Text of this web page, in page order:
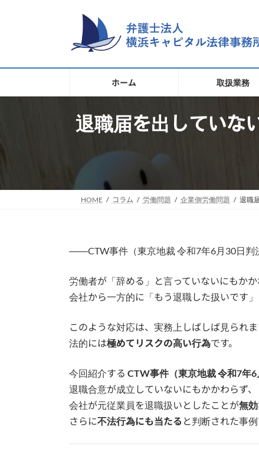
ホーム 取扱業務
退職届を出していな
HOME コラム 労働問題 企業側労働問題 退職
――CTW事件（東京地裁 令和7年6月30日判
労働者が「辞める」と言っていないにもかか
会社から一方的に「もう退職した扱いです
このような対応は、実務上しばしば見られま
法的には極めてリスクの高い行為です。
今回紹介する CTW事件（東京地裁 令和7年6
退職合意が成立していないにもかかわらず、
会社が元従業員を退職扱いとしたことが無
さらに不法行為にも当たる と判断された事例